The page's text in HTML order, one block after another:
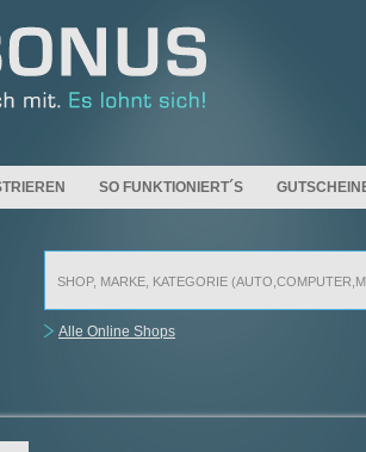
SO FUNKTIONIERT´S
Alle Online Shops